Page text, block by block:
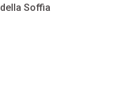
della Soffia